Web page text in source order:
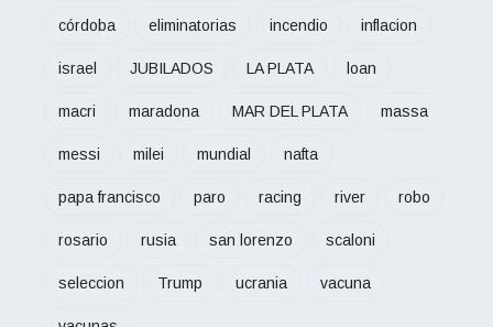
córdoba eliminatorias incendio inflacion
israel JUBILADOS LA PLATA loan
macri maradona MAR DEL PLATA massa
messi milei mundial nafta
papa francisco paro racing river robo
rosario rusia san lorenzo scaloni
seleccion Trump ucrania vacuna